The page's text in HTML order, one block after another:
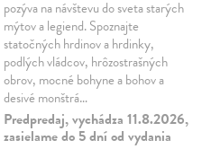
pozýva na návštevu do sveta starých
mýtov a legiend. Spoznajte
statočných hrdinov a hrdinky,
podlých vládcov, hrôzostrašných
obrov, mocné bohyne a bohov a
desivé monštrá…
Predpredaj, vychádza 11.8.2026,
zasielame do 5 dní od vydania